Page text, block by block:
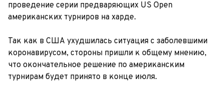
проведение серии предваряющих US Open
американских турниров на харде.
Так как в США ухудшилась ситуация с заболевшими
коронавирусом, стороны пришли к общему мнению,
что окончательное решение по американским
турнирам будет принято в конце июля.